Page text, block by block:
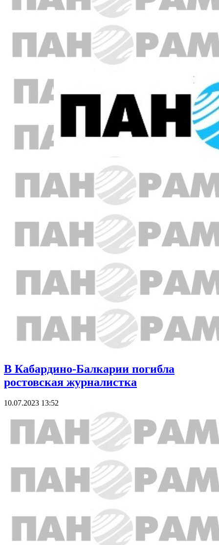
В Кабардино-Балкарии погибла
ростовская журналистка
10.07.2023 13:52